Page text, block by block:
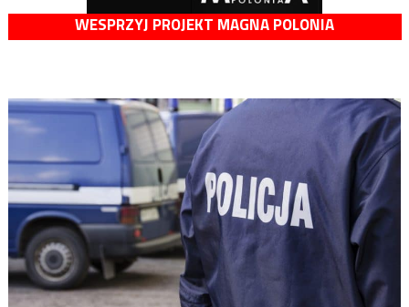
WESPRZYJ PROJEKT MAGNA POLONIA